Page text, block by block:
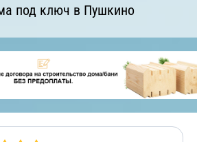
под ключ в Пушкино